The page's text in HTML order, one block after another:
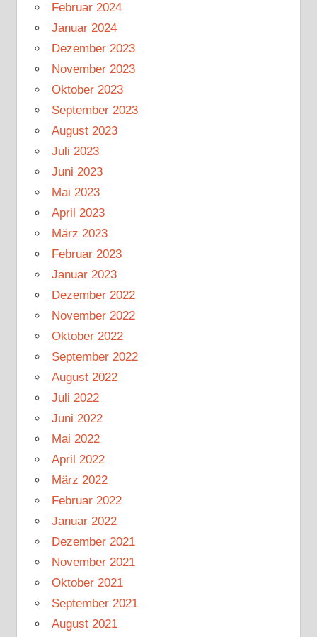
Februar 2024
Januar 2024
Dezember 2023
November 2023
Oktober 2023
September 2023
August 2023
Juli 2023
Juni 2023
Mai 2023
April 2023
März 2023
Februar 2023
Januar 2023
Dezember 2022
November 2022
Oktober 2022
September 2022
August 2022
Juli 2022
Juni 2022
Mai 2022
April 2022
März 2022
Februar 2022
Januar 2022
Dezember 2021
November 2021
Oktober 2021
September 2021
August 2021